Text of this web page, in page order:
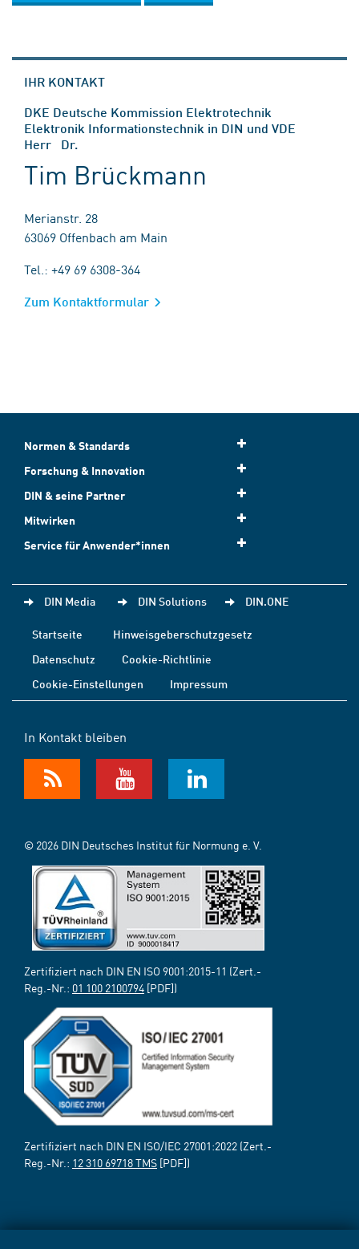
IHR KONTAKT
DKE Deutsche Kommission Elektrotechnik
Elektronik Informationstechnik in DIN und VDE
Herr Dr.
Tim Brückmann
Merianstr. 28
63069 Offenbach am Main
Tel.: +49 69 6308-364
Zum Kontaktformular
Normen & Standards
Forschung & Innovation
DIN & seine Partner
Mitwirken
Service für Anwender*innen
DIN Media DIN Solutions DIN.ONE
Startseite
Hinweisgeberschutzgesetz
Datenschutz
Cookie-Richtlinie
Cookie-Einstellungen
Impressum
In Kontakt bleiben
© 2026 DIN Deutsches Institut für Normung e. V.
Zertifiziert nach DIN EN ISO 9001:2015-11 (Zert.-
Reg.-Nr.: 01 100 2100794 [PDF])
Zertifiziert nach DIN EN ISO/IEC 27001:2022 (Zert.-
Reg.-Nr.: 12 310 69718 TMS [PDF])